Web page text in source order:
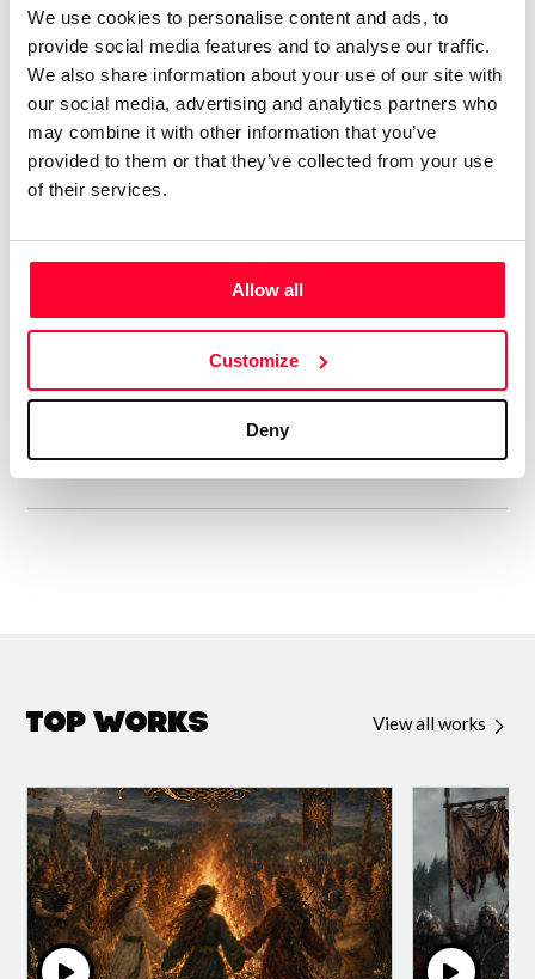
We use cookies to personalise content and ads, to
provide social media features and to analyse our traffic.
We also share information about your use of our site with
our social media, advertising and analytics partners who
may combine it with other information that you’ve
provided to them or that they’ve collected from your use
of their services.
Allow all
Customize
Deny
más sencillas e intimistas.
Tengo 74 álbumes en el mercado
digital, con el alias de aRPA”
Soy licenciado en Historia Antigua. Siempre me ha gustado
la música, y he tocado y compuesto en un grupo de rock
celta allá por los ochenta. En música tengo un año de piano,
soy muy fan del hard rock de los 70, la música clásica,
sobre todo Beethoven, y la Ópera, en la que me declaro fan
de Wagner y los compositores rusos del Grupo de lis Cinco.
Aún cuando estaba en el grupo ya hacía música electrónica,
así que me viene de lejos. En ese estilo admiro sobre todo a
Top Works View all works